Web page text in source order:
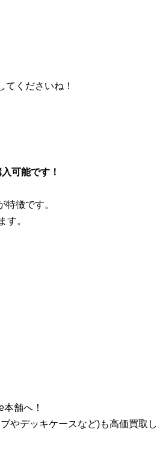
くださいね！
可能です！
徴です。
す。
舗へ！
やデッキケースなど)も高価買取し